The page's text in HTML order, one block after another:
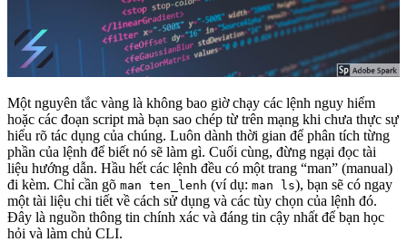
Một nguyên tắc vàng là không bao giờ chạy các lệnh nguy hiểm
hoặc các đoạn script mà bạn sao chép từ trên mạng khi chưa thực sự
hiểu rõ tác dụng của chúng. Luôn dành thời gian để phân tích từng
phần của lệnh để biết nó sẽ làm gì. Cuối cùng, đừng ngại đọc tài
liệu hướng dẫn. Hầu hết các lệnh đều có một trang “man” (manual)
đi kèm. Chỉ cần gõ man ten_lenh (ví dụ: man ls), bạn sẽ có ngay
một tài liệu chi tiết về cách sử dụng và các tùy chọn của lệnh đó.
Đây là nguồn thông tin chính xác và đáng tin cậy nhất để bạn học
hỏi và làm chủ CLI.